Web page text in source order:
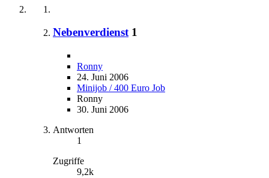
Nebenverdienst 1
Ronny
24. Juni 2006
Minijob / 400 Euro Job
Ronny
30. Juni 2006
Antworten
1
Zugriffe
9,2k